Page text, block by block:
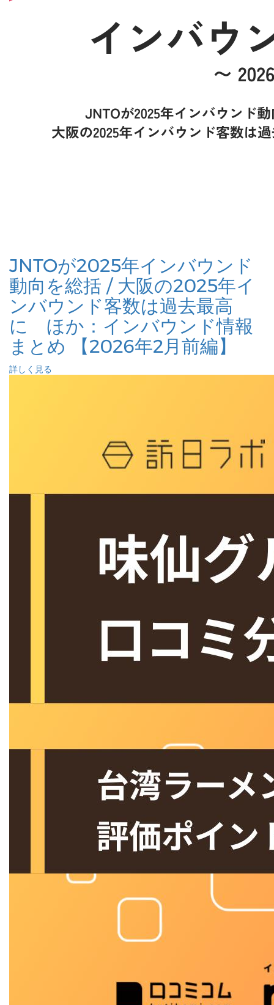
JNTOが2025年インバウンド
動向を総括 / 大阪の2025年イ
ンバウンド客数は過去最高
に ほか：インバウンド情報
まとめ 【2026年2月前編】
詳しく見る